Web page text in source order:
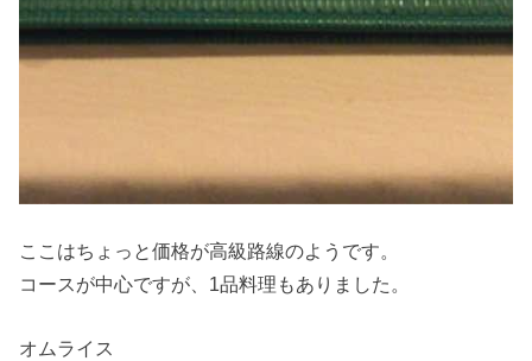
ここはちょっと価格が高級路線のようです。
コースが中心ですが、1品料理もありました。
オムライス